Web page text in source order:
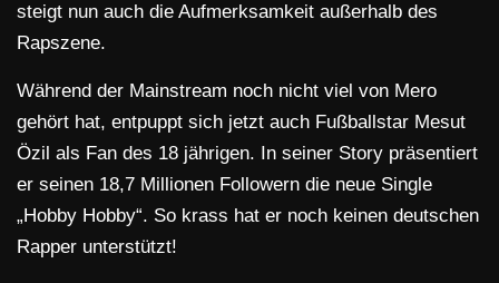
steigt nun auch die Aufmerksamkeit außerhalb des
Rapszene.
Während der Mainstream noch nicht viel von Mero
gehört hat, entpuppt sich jetzt auch Fußballstar Mesut
Özil als Fan des 18 jährigen. In seiner Story präsentiert
er seinen 18,7 Millionen Followern die neue Single
„Hobby Hobby“. So krass hat er noch keinen deutschen
Rapper unterstützt!